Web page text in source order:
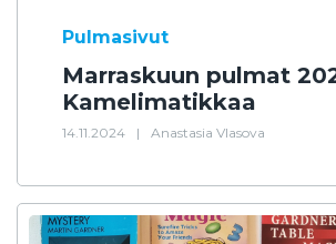
Pulmasivut
Marraskuun pulmat
Kamelimatikkaa
14.11.2024 | Anastasia Vlasova